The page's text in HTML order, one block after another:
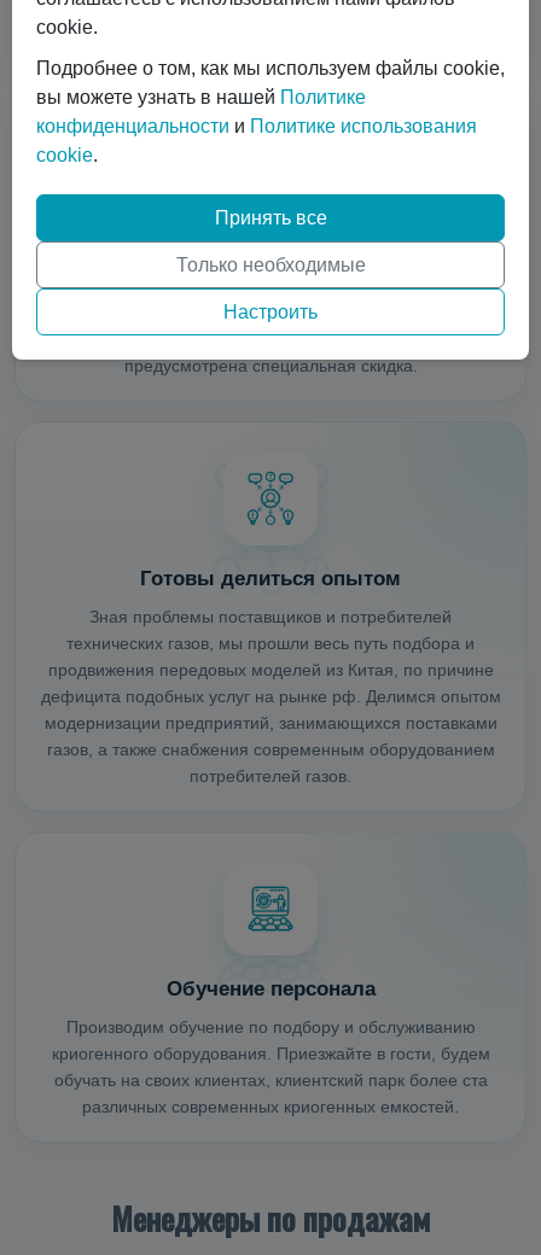
смешиванию моногазов, телеметрия, расходники
Специальные скидки
Если вы являетесь поставщиком газов и хотите снабдить
своих клиентов актуальным оборудованием (а,
возможно, заполучить новых клиентов), тогда для вас
предусмотрена специальная скидка.
Готовы делиться опытом
Зная проблемы поставщиков и потребителей
технических газов, мы прошли весь путь подбора и
продвижения передовых моделей из Китая, по причине
дефицита подобных услуг на рынке рф. Делимся опытом
модернизации предприятий, занимающихся поставками
газов, а также снабжения современным оборудованием
потребителей газов.
Обучение персонала
Производим обучение по подбору и обслуживанию
криогенного оборудования. Приезжайте в гости, будем
обучать на своих клиентах, клиентский парк более ста
различных современных криогенных емкостей.
Менеджеры по продажам
cookie.
Подробнее о том, как мы используем файлы cookie,
вы можете узнать в нашей Политике
конфиденциальности и Политике использования
cookie.
Принять все
Только необходимые
Настроить